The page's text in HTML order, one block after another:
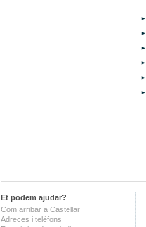
Et podem ajudar?
Com arribar a Castellar
Adreces i telèfons